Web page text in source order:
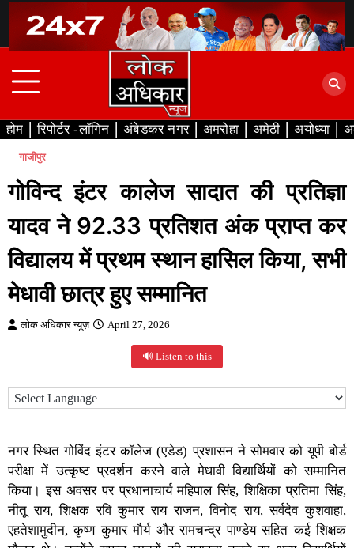
content
होम रिपोर्टर -लॉगिन अंबेडकर नगर अमरोहा अमेठी अयोध्या
गाजीपुर
गोविन्द इंटर कालेज सादात की प्रतिज्ञा
यादव ने 92.33 प्रतिशत अंक प्राप्त कर
विद्यालय में प्रथम स्थान हासिल किया, सभी
मेधावी छात्र हुए सम्मानित
लोक अधिकार न्यूज़ April 27, 2026
🔊 Listen to this
नगर स्थित गोविंद इंटर कॉलेज (एडेड) प्रशासन ने सोमवार को यूपी बोर्ड
परीक्षा में उत्कृष्ट प्रदर्शन करने वाले मेधावी विद्यार्थियों को सम्मानित
किया। इस अवसर पर प्रधानाचार्य महिपाल सिंह, शिक्षिका प्रतिमा सिंह,
नीतू राय, शिक्षक रवि कुमार राय राजन, विनोद राय, सर्वदेव कुशवाहा,
एहतेशामुदीन, कृष्ण कुमार मौर्य और रामचन्द्र पाण्डेय सहित कई शिक्षक